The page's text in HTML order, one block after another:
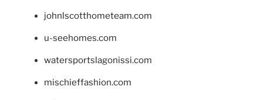
johnlscotthometeam.com
u-seehomes.com
watersportslagonissi.com
mischieffashion.com